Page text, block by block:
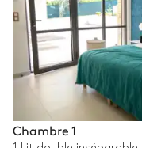
Chambre 1